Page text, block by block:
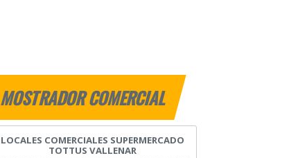
MOSTRADOR COMERCIAL
LOCALES COMERCIALES SUPERMERCADO
TOTTUS VALLENAR